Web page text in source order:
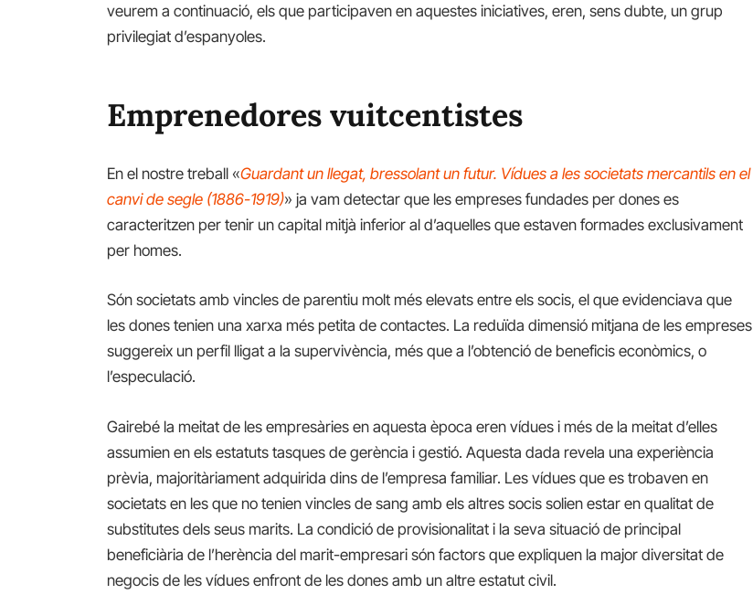
veurem a continuació, els que participaven en aquestes iniciatives, eren, sens dubte, un grup
privilegiat d’espanyoles.
Emprenedores vuitcentistes
En el nostre treball «Guardant un llegat, bressolant un futur. Vídues a les societats mercantils en el
canvi de segle (1886-1919)» ja vam detectar que les empreses fundades per dones es
caracteritzen per tenir un capital mitjà inferior al d’aquelles que estaven formades exclusivament
per homes.
Són societats amb vincles de parentiu molt més elevats entre els socis, el que evidenciava que
les dones tenien una xarxa més petita de contactes. La reduïda dimensió mitjana de les empreses
suggereix un perfil lligat a la supervivència, més que a l’obtenció de beneficis econòmics, o
l’especulació.
Gairebé la meitat de les empresàries en aquesta època eren vídues i més de la meitat d’elles
assumien en els estatuts tasques de gerència i gestió. Aquesta dada revela una experiència
prèvia, majoritàriament adquirida dins de l’empresa familiar. Les vídues que es trobaven en
societats en les que no tenien vincles de sang amb els altres socis solien estar en qualitat de
substitutes dels seus marits. La condició de provisionalitat i la seva situació de principal
beneficiària de l’herència del marit-empresari són factors que expliquen la major diversitat de
negocis de les vídues enfront de les dones amb un altre estatut civil.